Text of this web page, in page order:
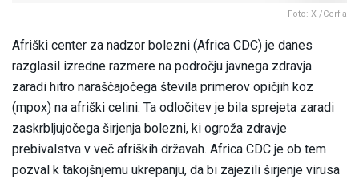
Foto: X /Cerfia
Afriški center za nadzor bolezni (Africa CDC) je danes
razglasil izredne razmere na področju javnega zdravja
zaradi hitro naraščajočega števila primerov opičjih koz
(mpox) na afriški celini. Ta odločitev je bila sprejeta zaradi
zaskrbljujočega širjenja bolezni, ki ogroža zdravje
prebivalstva v več afriških državah. Africa CDC je ob tem
pozval k takojšnjemu ukrepanju, da bi zajezili širjenje virusa